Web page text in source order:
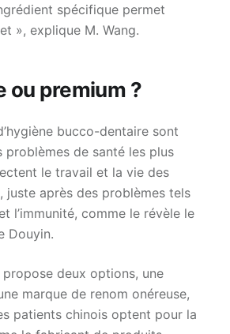
spécifique permet
», explique M. Wang.
ou premium ?
bucco-dentaire sont
problèmes de santé les plus
le travail et la vie des
juste après des problèmes tels
l’immunité, comme le révèle le
Douyin.
propose deux options, une
marque de renom onéreuse,
patients chinois optent pour la